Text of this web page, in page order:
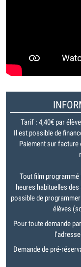
Tarif : 4,40€ par
Il est possible de
Paiement sur facture
Tout film programmé
heures habituelles
possible de
élèves
Pour toute demande
Demande de pré-